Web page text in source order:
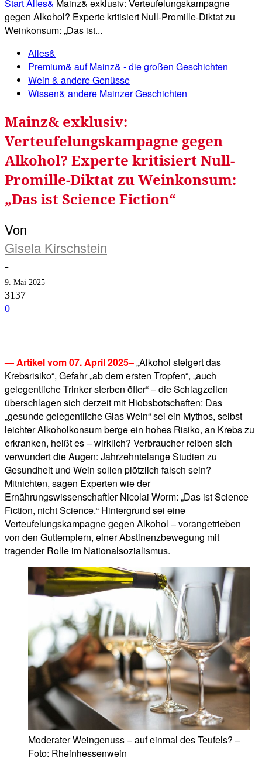
StartAlles& Mainz& exklusiv: Verteufelungskampagne
gegen Alkohol? Experte kritisiert Null-Promille-Diktat zu
Weinkonsum: „Das ist...
Alles&
Premium& auf Mainz& - die großen Geschichten
Wein & andere Genüsse
Wissen& andere Mainzer Geschichten
Mainz& exklusiv:
Verteufelungskampagne gegen
Alkohol? Experte kritisiert Null-
Promille-Diktat zu Weinkonsum:
„Das ist Science Fiction“
Von
Gisela Kirschstein
-
9. Mai 2025
3137
0
— Artikel vom 07. April 2025–„Alkohol steigert das
Krebsrisiko“, Gefahr „ab dem ersten Tropfen“, „auch
gelegentliche Trinker sterben öfter“ – die Schlagzeilen
überschlagen sich derzeit mit Hiobsbotschaften: Das
„gesunde gelegentliche Glas Wein“ sei ein Mythos, selbst
leichter Alkoholkonsum berge ein hohes Risiko, an Krebs zu
erkranken, heißt es – wirklich? Verbraucher reiben sich
verwundert die Augen: Jahrzehntelange Studien zu
Gesundheit und Wein sollen plötzlich falsch sein?
Mitnichten, sagen Experten wie der
Ernährungswissenschaftler Nicolai Worm: „Das ist Science
Fiction, nicht Science.“ Hintergrund sei eine
Verteufelungskampagne gegen Alkohol – vorangetrieben
von den Guttemplern, einer Abstinenzbewegung mit
tragender Rolle im Nationalsozialismus.
Moderater Weingenuss – auf einmal des Teufels? –
Foto: Rheinhessenwein